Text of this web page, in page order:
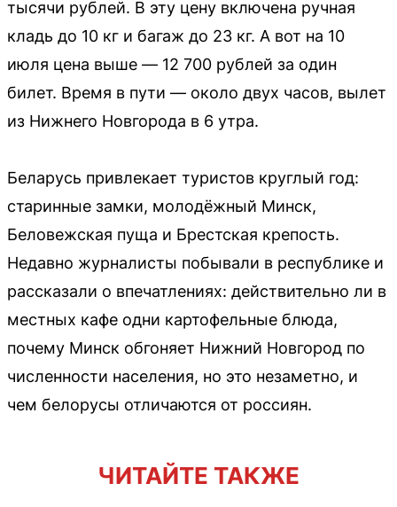
тысячи рублей. В эту цену включена ручная
кладь до 10 кг и багаж до 23 кг. А вот на 10
июля цена выше — 12 700 рублей за один
билет. Время в пути — около двух часов, вылет
из Нижнего Новгорода в 6 утра.
Беларусь привлекает туристов круглый год:
старинные замки, молодёжный Минск,
Беловежская пуща и Брестская крепость.
Недавно журналисты побывали в республике и
рассказали о впечатлениях: действительно ли в
местных кафе одни картофельные блюда,
почему Минск обгоняет Нижний Новгород по
численности населения, но это незаметно, и
чем белорусы отличаются от россиян.
ЧИТАЙТЕ ТАКЖЕ